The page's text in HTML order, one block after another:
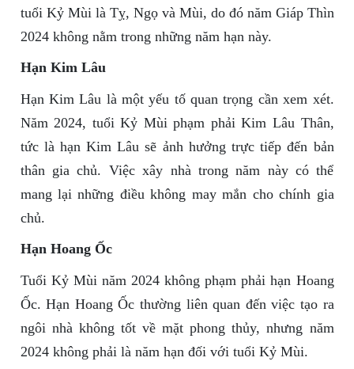
tuổi Kỷ Mùi là Tỵ, Ngọ và Mùi, do đó năm Giáp Thìn
2024 không nằm trong những năm hạn này.
Hạn Kim Lâu
Hạn Kim Lâu là một yếu tố quan trọng cần xem xét.
Năm 2024, tuổi Kỷ Mùi phạm phải Kim Lâu Thân,
tức là hạn Kim Lâu sẽ ảnh hưởng trực tiếp đến bản
thân gia chủ. Việc xây nhà trong năm này có thể
mang lại những điều không may mắn cho chính gia
chủ.
Hạn Hoang Ốc
Tuổi Kỷ Mùi năm 2024 không phạm phải hạn Hoang
Ốc. Hạn Hoang Ốc thường liên quan đến việc tạo ra
ngôi nhà không tốt về mặt phong thủy, nhưng năm
2024 không phải là năm hạn đối với tuổi Kỷ Mùi.